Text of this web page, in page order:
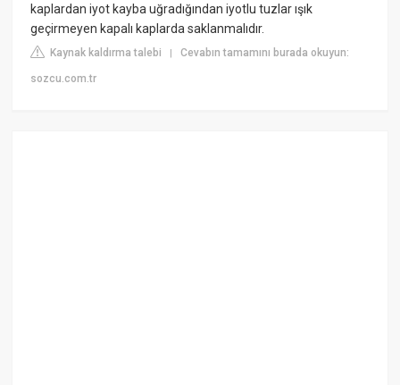
kaplardan iyot kayba uğradığından iyotlu tuzlar ışık
geçirmeyen kapalı kaplarda saklanmalıdır.
Kaynak kaldırma talebi |Cevabın tamamını burada okuyun:
sozcu.com.tr